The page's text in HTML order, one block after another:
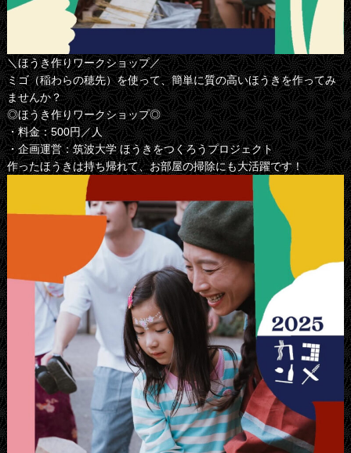
＼ほうき作りワークショップ／
ミゴ（稲わらの穂先）を使って、簡単に質の高いほうきを作ってみ
ませんか？
◎ほうき作りワークショップ◎
・料金：500円／人
・企画運営：筑波大学 ほうきをつくろうプロジェクト
作ったほうきは持ち帰れて、お部屋の掃除にも大活躍です！